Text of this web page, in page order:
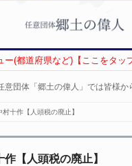
ー(都道府県など)【ここをタップ
意団体「郷土の偉人」では皆様
村十作【人頭税の廃止】
作【人頭税の廃止】